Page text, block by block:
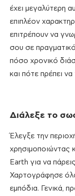
έχει μεγαλύτερη
επιπλέον
επιτρέπουν να
σου σε
πόσο χρονικό
και πότε πρέπει
Διάλεξε το
Έλεγξε την
χρησιμοποιώντας
Earth για να
Χαρτογράφησε
εμπόδια. Γενικά,